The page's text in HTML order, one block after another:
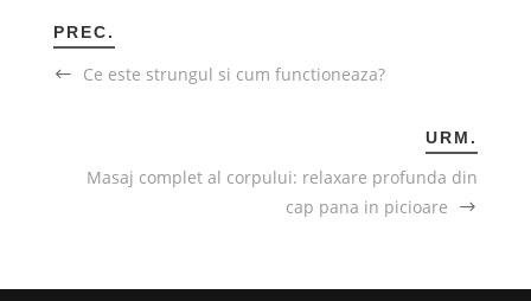
PREC.
Ce este strungul si cum functioneaza?
URM.
Masaj complet al corpului: relaxare profunda din
cap pana in picioare